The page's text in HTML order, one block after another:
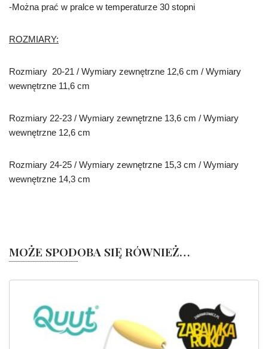
-Można prać w pralce w temperaturze 30 stopni
ROZMIARY:
Rozmiary 20-21 / Wymiary zewnętrzne 12,6 cm / Wymiary
wewnętrzne 11,6 cm
Rozmiary 22-23 / Wymiary zewnętrzne 13,6 cm / Wymiary
wewnętrzne 12,6 cm
Rozmiary 24-25 / Wymiary zewnętrzne 15,3 cm / Wymiary
wewnętrzne 14,3 cm
MOŻE SPODOBA SIĘ RÓWNIEŻ…